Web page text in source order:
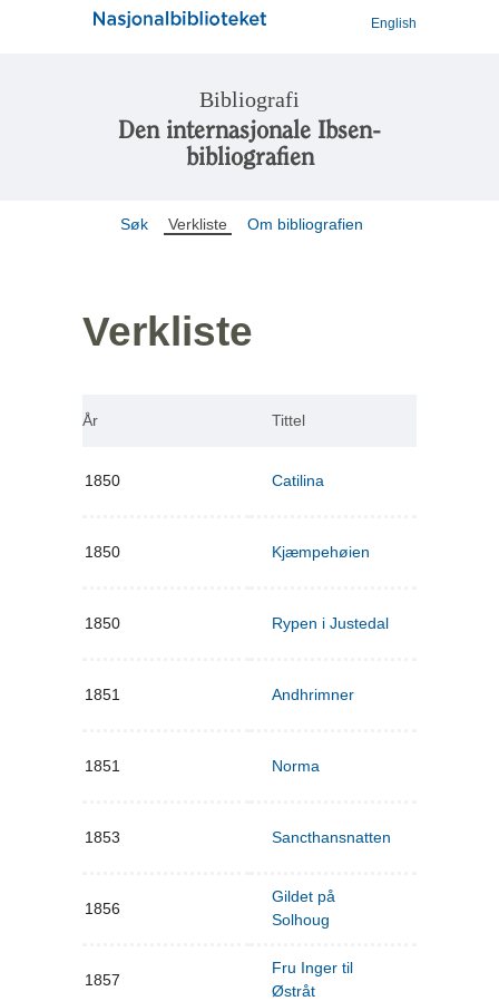
English
Bibliografi
Den internasjonale Ibsen-
bibliografien
Søk Verkliste Om bibliografien
Verkliste
År Tittel
1850 Catilina
1850 Kjæmpehøien
1850 Rypen i Justedal
1851 Andhrimner
1851 Norma
1853 Sancthansnatten
1856
Gildet på
Solhoug
1857
Fru Inger til
Østråt